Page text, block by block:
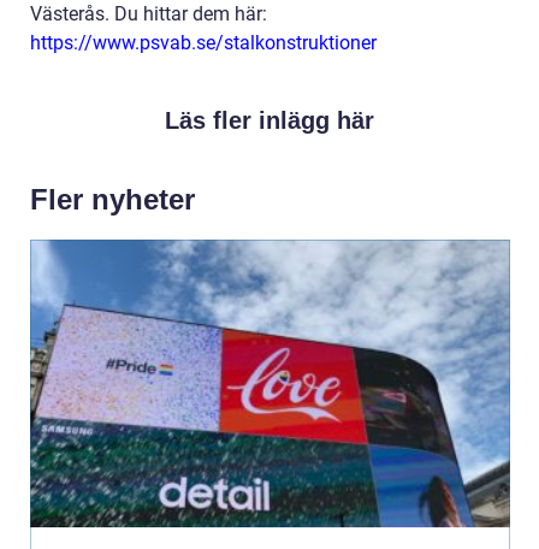
Västerås. Du hittar dem här:
https://www.psvab.se/stalkonstruktioner
Läs fler inlägg här
Fler nyheter